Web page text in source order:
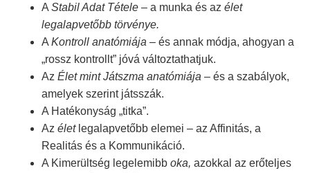
A Stabil Adat Tétele – a munka és az élet
legalapvetőbb törvénye.
A Kontroll anatómiája – és annak módja, ahogyan a
„rossz kontrollt” jóvá változtathatjuk.
Az Élet mint Játszma anatómiája – és a szabályok,
amelyek szerint játsszák.
A Hatékonyság „titka”.
Az életlegalapvetőbb elemei – az Affinitás, a
Realitás és a Kommunikáció.
A Kimerültség legelemibb oka, azokkal az erőteljes